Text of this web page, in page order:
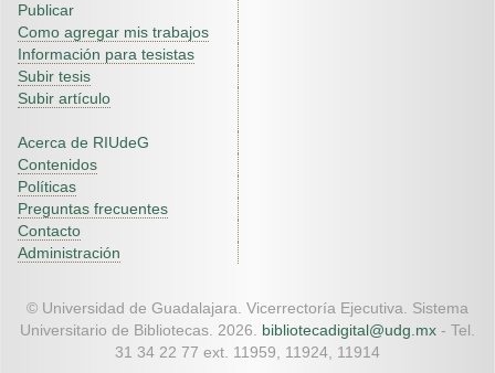
Publicar
Como agregar mis trabajos
Información para tesistas
Subir tesis
Subir artículo
Acerca de RIUdeG
Contenidos
Políticas
Preguntas frecuentes
Contacto
Administración
© Universidad de Guadalajara. Vicerrectoría Ejecutiva. Sistema
Universitario de Bibliotecas. 2026. bibliotecadigital@udg.mx - Tel.
31 34 22 77 ext. 11959, 11924, 11914